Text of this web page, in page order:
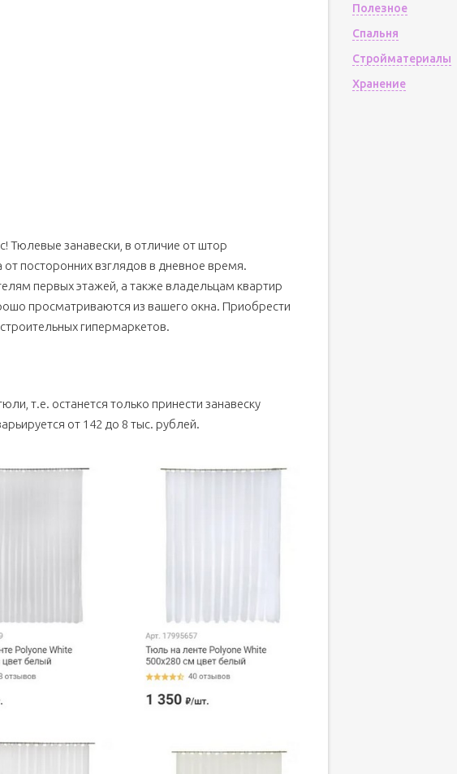
Тюлевые занавески, в отличие от штор
посторонних взглядов в дневное время.
первых этажей, а также владельцам квартир
просматриваются из вашего окна. Приобрести
гипермаркетов.
т.е. останется только принести занавеску
от 142 до 8 тыс. рублей.
Полезное
Спальня
Стройматериалы
Хранение